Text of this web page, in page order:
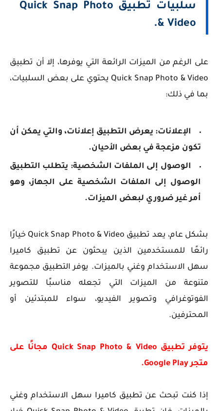
سلبيات تطبيق Quick Snap Photo
& Video.
على الرغم من الميزات الرائعة التي يوفرها، إلا أن تطبيق
Quick Snap Photo & Video يحتوي على بعض السلبيات،
بما في ذلك:
الإعلانات: يعرض التطبيق إعلانات، والتي يمكن أن
تكون مزعجة في بعض الأحيان.
الوصول إلى الملفات الشخصية: يتطلب التطبيق
الوصول إلى الملفات الشخصية على الجهاز، وهو
أمر غير ضروري لبعض الميزات.
بشكل عام، يعد تطبيق Quick Snap Photo & Video خيارًا
رائعًا للمستخدمين الذين يبحثون عن تطبيق كاميرا
سهل الاستخدام وغني بالميزات. يوفر التطبيق مجموعة
متنوعة من الميزات التي تجعله مناسبًا للتصوير
الفوتوغرافي وتصوير الفيديو، سواء للمبتدئين أو
المحترفين.
يتوفر تطبيق Quick Snap Photo & Video مجانًا على
متجر Google Play.
إذا كنت تبحث عن تطبيق كاميرا سهل الاستخدام وغني